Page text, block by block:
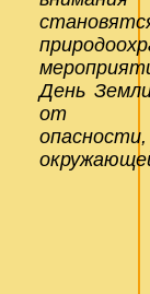
День
от